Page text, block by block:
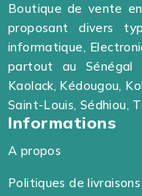
Boutique de vente
proposant divers
informatique,
partout au Sénégal
Kaolack, Kédougou,
Saint-Louis, Sédhiou,
Informations
A propos
Politiques de livraisons